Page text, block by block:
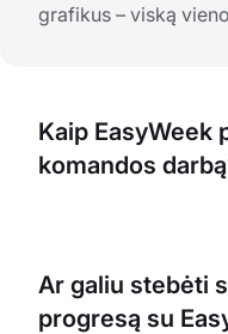
grafikus – viską
Kaip EasyWeek
komandos
grafikus kiekvienam
užduotis, valdyti
Ar galiu stebėti
progresą su